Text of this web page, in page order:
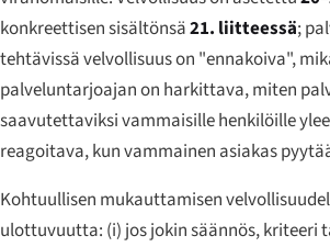
konkreettisen sisältönsä21. liitteessä;
tehtävissä velvollisuus on "ennakoiva",
palveluntarjoajan on harkittava, miten
saavutettaviksi vammaisille henkilöille
reagoitava, kun vammainen asiakas
Kohtuullisen mukauttamisen
ulottuvuutta: (i) jos jokin säännös, kriteeri